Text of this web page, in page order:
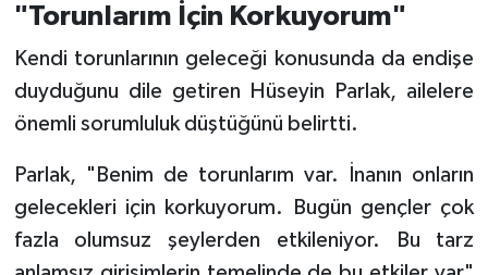
"Torunlarım İçin Korkuyorum"
Kendi torunlarının geleceği konusunda da endişe
duyduğunu dile getiren Hüseyin Parlak, ailelere
önemli sorumluluk düştüğünü belirtti.
Parlak, "Benim de torunlarım var. İnanın onların
gelecekleri için korkuyorum. Bugün gençler çok
fazla olumsuz şeylerden etkileniyor. Bu tarz